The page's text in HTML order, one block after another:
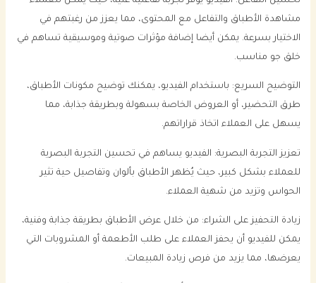
مشاهدة الأطباق والتفاعل مع المحتوى، مما يعزز من رغبتهم في
الاختيار بسرعة. يمكن أيضا إضافة مؤثرات صوتية وموسيقية تساهم في
خلق جو مناسب.
التوضيح السريع: باستخدام الفيديو، يمكنك توضيح مكونات الأطباق،
طرق التحضير، أو العروض الخاصة بسهولة وبطريقة جذابة، مما
يسهل على العملاء اتخاذ قراراتهم.
تعزيز التجربة البصرية: الفيديو يساهم في تحسين التجربة البصرية
للعملاء بشكل كبير، حيث يُظهر الأطباق بألوان وتفاصيل حية تثير
الحواس وتزيد من شهية العملاء.
زيادة التحفيز على الشراء: من خلال عرض الأطباق بطريقة جذابة وفنية،
يمكن للفيديو أن يحفز العملاء على طلب الأطعمة أو المشروبات التي
يعرضها، مما يزيد من فرص زيادة المبيعات.